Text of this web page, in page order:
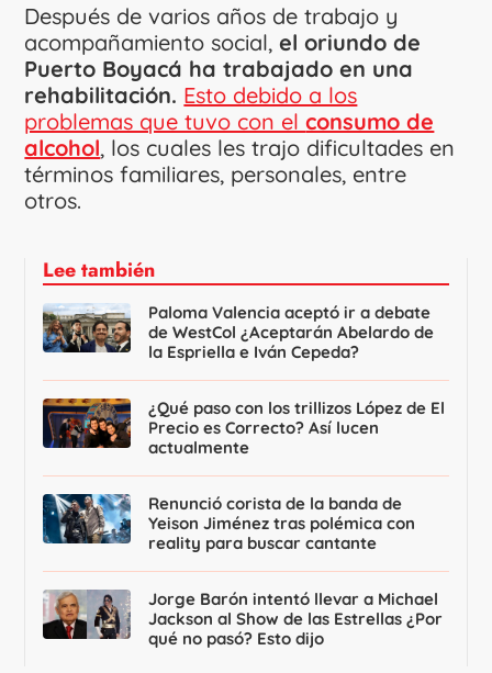
Después de varios años de trabajo y
acompañamiento social,el oriundo de
Puerto Boyacá ha trabajado en una
rehabilitación. Esto debido a los
problemas que tuvo con elconsumo de
alcohol, los cuales les trajo dificultades en
términos familiares, personales, entre
otros.
Lee también
Paloma Valencia aceptó ir a debate
de WestCol ¿Aceptarán Abelardo de
la Espriella e Iván Cepeda?
¿Qué paso con los trillizos López de El
Precio es Correcto? Así lucen
actualmente
Renunció corista de la banda de
Yeison Jiménez tras polémica con
reality para buscar cantante
Jorge Barón intentó llevar a Michael
Jackson al Show de las Estrellas ¿Por
qué no pasó? Esto dijo